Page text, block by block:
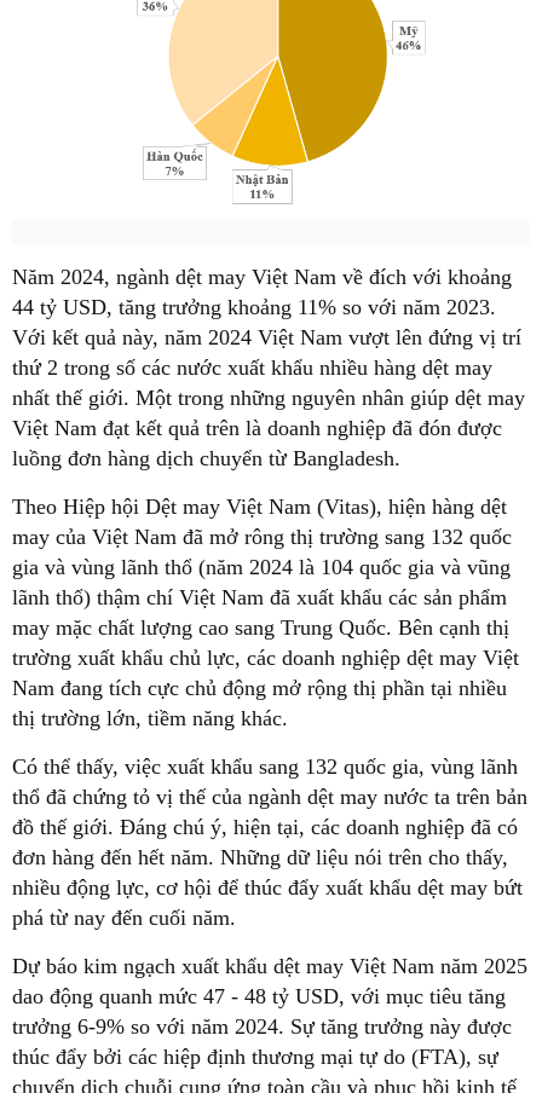
Năm 2024, ngành dệt may Việt Nam về đích với khoảng
44 tỷ USD, tăng trưởng khoảng 11% so với năm 2023.
Với kết quả này, năm 2024 Việt Nam vượt lên đứng vị trí
thứ 2 trong số các nước xuất khẩu nhiều hàng dệt may
nhất thế giới. Một trong những nguyên nhân giúp dệt may
Việt Nam đạt kết quả trên là doanh nghiệp đã đón được
luồng đơn hàng dịch chuyển từ Bangladesh.
Theo Hiệp hội Dệt may Việt Nam (Vitas), hiện hàng dệt
may của Việt Nam đã mở rông thị trường sang 132 quốc
gia và vùng lãnh thổ (năm 2024 là 104 quốc gia và vũng
lãnh thổ) thậm chí Việt Nam đã xuất khẩu các sản phẩm
may mặc chất lượng cao sang Trung Quốc. Bên cạnh thị
trường xuất khẩu chủ lực, các doanh nghiệp dệt may Việt
Nam đang tích cực chủ động mở rộng thị phần tại nhiều
thị trường lớn, tiềm năng khác.
Có thể thấy, việc xuất khẩu sang 132 quốc gia, vùng lãnh
thổ đã chứng tỏ vị thế của ngành dệt may nước ta trên bản
đồ thế giới. Đáng chú ý, hiện tại, các doanh nghiệp đã có
đơn hàng đến hết năm. Những dữ liệu nói trên cho thấy,
nhiều động lực, cơ hội để thúc đẩy xuất khẩu dệt may bứt
phá từ nay đến cuối năm.
Dự báo kim ngạch xuất khẩu dệt may Việt Nam năm 2025
dao động quanh mức 47 - 48 tỷ USD, với mục tiêu tăng
trưởng 6-9% so với năm 2024. Sự tăng trưởng này được
thúc đẩy bởi các hiệp định thương mại tự do (FTA), sự
chuyển dịch chuỗi cung ứng toàn cầu và phục hồi kinh tế